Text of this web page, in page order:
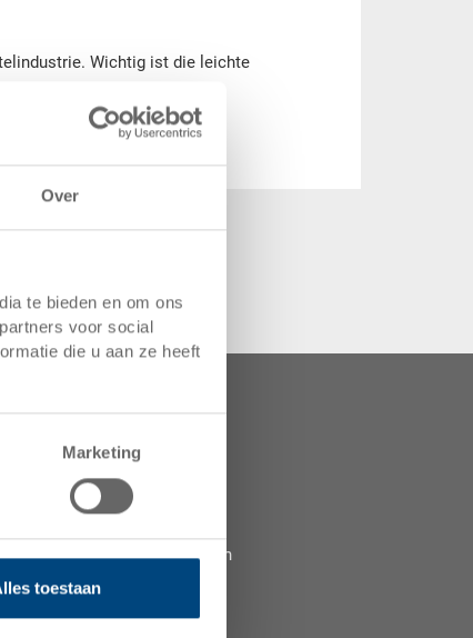
Over
te bieden en om ons
voor social
die u aan ze heeft
Marketing
toestaan
Wichtig ist die leichte
opslag en
vinden die aan uw behoeften